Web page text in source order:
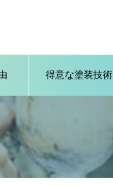
得意な塗装技術